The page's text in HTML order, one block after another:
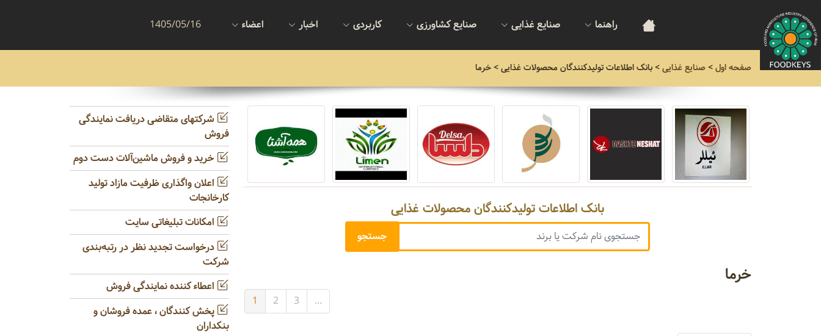
راهنما صنایع غذایی صنایع کشاورزی کاربردی اخبار اعضاء 1405/05/16
صفحه اول> صنایع غذایی>بانک اطلاعات تولیدکنندگان محصولات غذایی> خرما
بانک اطلاعات تولیدکنندگان محصولات غذایی
خرما
1 2 3 ...
شرکتهای متقاضی دریافت نمایندگی
فروش
خرید و فروش ماشین‌آلات دست دوم
اعلان واگذاری ظرفیت مازاد تولید
کارخانجات
امکانات تبلیغاتی سایت
درخواست تجدید نظر در رتبه‌بندی
شرکت
اعطاء کننده نمایندگی فروش
پخش کنندگان ، عمده فروشان و
بنکداران